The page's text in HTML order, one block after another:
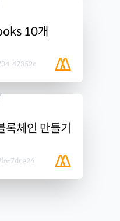
10개
47352c
체인 만들기
7dce26